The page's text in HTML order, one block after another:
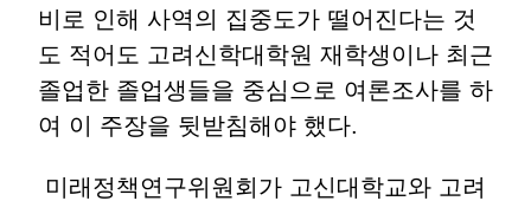
비로 인해 사역의 집중도가 떨어진다는 것
도 적어도 고려신학대학원 재학생이나 최근
졸업한 졸업생들을 중심으로 여론조사를 하
여 이 주장을 뒷받침해야 했다.
미래정책연구위원회가 고신대학교와 고려